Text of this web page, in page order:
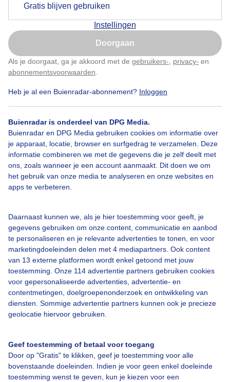
Gratis blijven gebruiken
Instellingen
Doorgaan
Als je doorgaat, ga je akkoord met de gebruikers- privacy- en
abonnementsvoorwaarden
Heb je al een Buienradar-abonnement? Inloggen
Buienradar is onderdeel van DPG Media.
Buienradar en DPG Media gebruiken cookies om informatie over
je apparaat, locatie, browser en surfgedrag te verzamelen. Deze
informatie combineren we met de gegevens die je zelf deelt met
ons, zoals wanneer je een account aanmaakt. Dit doen we om
het gebruik van onze media te analyseren en onze websites en
apps te verbeteren.
Daarnaast kunnen we, als je hier toestemming voor geeft, je
gegevens gebruiken om onze content, communicatie en aanbod
te personaliseren en je relevante advertenties te tonen, en voor
marketingdoeleinden delen met 4 mediapartners. Ook content
van 13 externe platformen wordt enkel getoond met jouw
toestemming. Onze 114 advertentie partners gebruiken cookies
voor gepersonaliseerde advertenties, advertentie- en
contentmetingen, doelgroepenonderzoek en ontwikkeling van
diensten. Sommige advertentie partners kunnen ook je precieze
geolocatie hiervoor gebruiken.
Geef toestemming of betaal voor toegang
Door op "Gratis" te klikken, geef je toestemming voor alle
bovenstaande doeleinden. Indien je voor geen enkel doeleinde
toestemming wenst te geven, kun je kiezen voor een
Nu niet, misschien later
Klik hierom dit aan te passen